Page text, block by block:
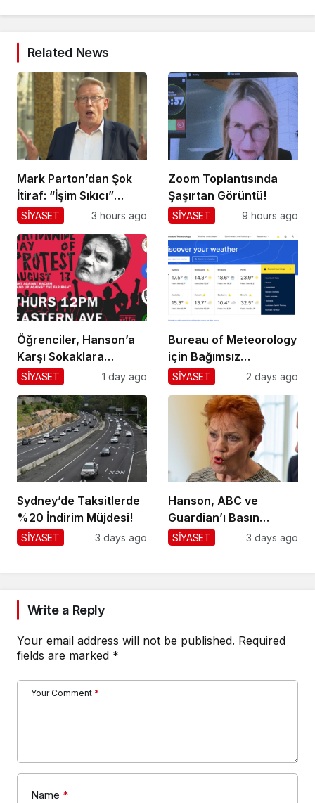
Related News
Mark Parton’dan Şok
İtiraf: “İşim Sıkıcı”
Mesajı!
SİYASET 3 hours ago
Zoom Toplantısında
Şaşırtan Görüntü!
SİYASET 9 hours ago
Öğrenciler, Hanson’a
Karşı Sokaklara
Dökülüyor!
SİYASET 1 day ago
Bureau of Meteorology
için Bağımsız
Değerlendirme!
SİYASET 2 days ago
Sydney’de Taksitlerde
%20 İndirim Müjdesi!
SİYASET 3 days ago
Hanson, ABC ve
Guardian’ı Basın
Toplantısından
SİYASET 3 days ago
Write a Reply
Your email address will not be published. Required
fields are marked *
Your Comment *
Name *